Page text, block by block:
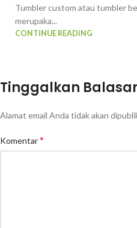
Tumbler custom atau tumbler
merupaka...
CONTINUE READING
Tinggalkan
Alamat email Anda tidak akan
Komentar*